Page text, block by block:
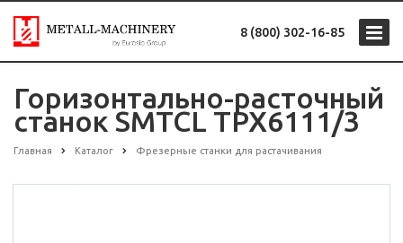
8 (800) 302-16-85
Горизонтально-расточный
станок SMTCL TPX6111/3
Главная Каталог Фрезерные станки для растачивания